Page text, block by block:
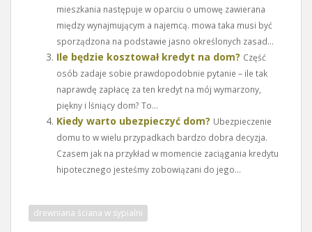
mieszkania następuje w oparciu o umowę zawierana
między wynajmującym a najemcą. mowa taka musi być
sporządzona na podstawie jasno określonych zasad...
Ile będzie kosztował kredyt na dom? Część
osób zadaje sobie prawdopodobnie pytanie – ile tak
naprawdę zapłacę za ten kredyt na mój wymarzony,
piękny i lśniący dom? To...
Kiedy warto ubezpieczyć dom? Ubezpieczenie
domu to w wielu przypadkach bardzo dobra decyzja.
Czasem jak na przykład w momencie zaciągania kredytu
hipotecznego jesteśmy zobowiązani do jego...
drewniana ściana w sypialni